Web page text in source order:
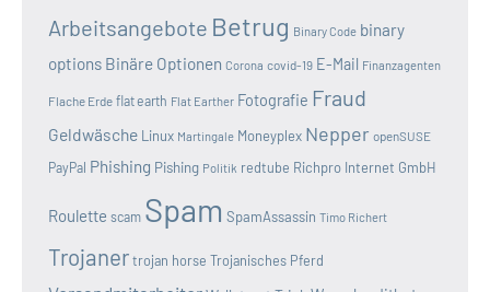
Arbeitsangebote Betrug Binary Code binary
options Binäre Optionen Corona covid-19 E-Mail Finanzagenten
Flache Erde flat earth Flat Earther Fotografie Fraud
Geldwäsche Linux Martingale Moneyplex Nepper openSUSE
PayPal Phishing Pishing Politik redtube Richpro Internet GmbH
Roulette scam Spam SpamAssassin Timo Richert
Trojanertrojan horse Trojanisches Pferd